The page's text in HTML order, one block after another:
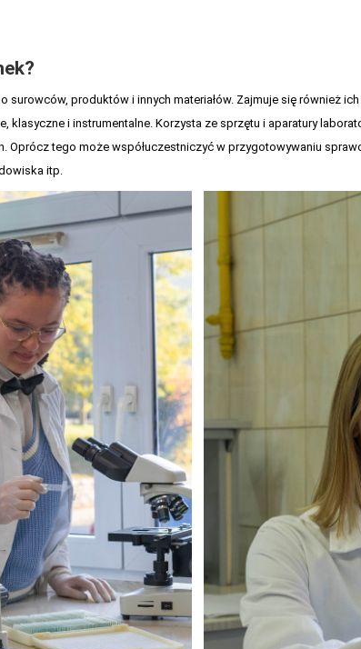
surowców, produktów i innych materiałów. Zajmuje się również
klasyczne i instrumentalne. Korzysta ze sprzętu i aparatury
Oprócz tego może współuczestniczyć w przygotowywaniu
itp.